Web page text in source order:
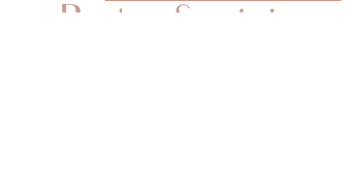
Redes Sociais